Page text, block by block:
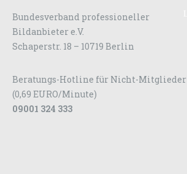
Bundesverband professioneller
Bildanbieter e.V.
Schaperstr. 18 – 10719 Berlin
Beratungs-Hotline für Nicht-Mitglieder
(0,69 EURO/Minute)
09001 324 333